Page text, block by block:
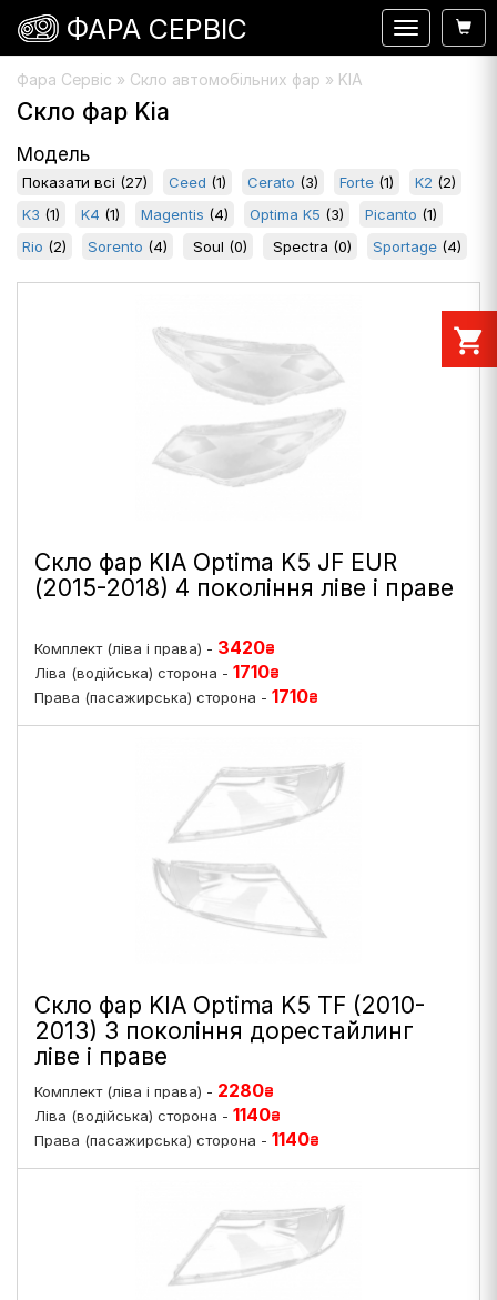
Фара Сервіс » Скло автомобільних фар » KIA
Скло фар Kia
Модель
Показати всі (27) Ceed (1) Cerato (3) Forte (1) K2 (2)
K3 (1) K4 (1) Magentis (4) Optima K5 (3) Picanto (1)
Rio (2) Sorento (4) Soul (0) Spectra (0) Sportage (4)
Скло фар KIA Optima K5 JF EUR
(2015-2018) 4 покоління ліве і праве
Комплект (ліва і права) - 3420₴
Ліва (водійська) сторона - 1710₴
Права (пасажирська) сторона - 1710₴
Скло фар KIA Optima K5 TF (2010-
2013) 3 покоління дорестайлинг
ліве і праве
Комплект (ліва і права) - 2280₴
Ліва (водійська) сторона - 1140₴
Права (пасажирська) сторона - 1140₴
Навигация
ФАРА СЕРВІС
shopping_cart